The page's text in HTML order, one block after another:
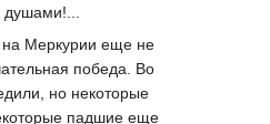
Меркурии еще не
победа. Во
но некоторые
падшие еще